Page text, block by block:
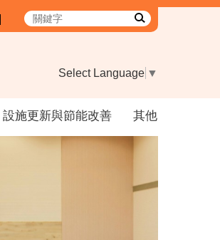
Select Language ▼
設施更新與節能改善 其他